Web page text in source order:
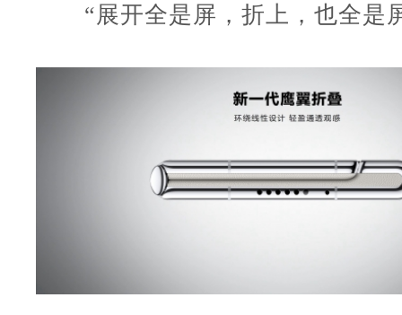
“展开全是屏，折上，也全是